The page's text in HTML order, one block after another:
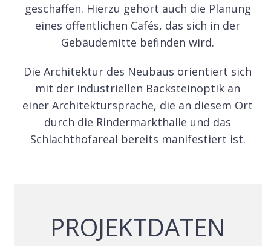
geschaffen. Hierzu gehört auch die Planung
eines öffentlichen Cafés, das sich in der
Gebäudemitte befinden wird.
Die Architektur des Neubaus orientiert sich
mit der industriellen Backsteinoptik an
einer Architektursprache, die an diesem Ort
durch die Rindermarkthalle und das
Schlachthofareal bereits manifestiert ist.
PROJEKTDATEN